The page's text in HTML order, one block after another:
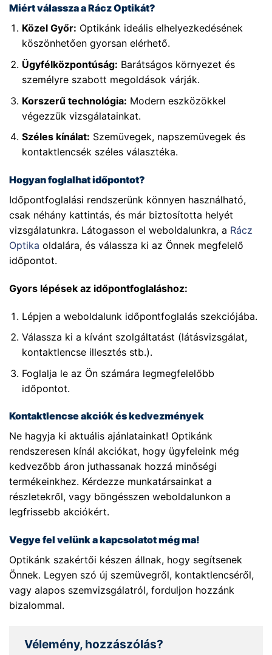
Miért válassza a Rácz Optikát?
Közel Győr: Optikánk ideális elhelyezkedésének
köszönhetően gyorsan elérhető.
Ügyfélközpontúság: Barátságos környezet és
személyre szabott megoldások várják.
Korszerű technológia: Modern eszközökkel
végezzük vizsgálatainkat.
Széles kínálat: Szemüvegek, napszemüvegek és
kontaktlencsék széles választéka.
Hogyan foglalhat időpontot?
Időpontfoglalási rendszerünk könnyen használható,
csak néhány kattintás, és már biztosította helyét
vizsgálatunkra. Látogasson el weboldalunkra, a Rácz
Optika oldalára, és válassza ki az Önnek megfelelő
időpontot.
Gyors lépések az időpontfoglaláshoz:
Lépjen a weboldalunk időpontfoglalás szekciójába.
Válassza ki a kívánt szolgáltatást (látásvizsgálat,
kontaktlencse illesztés stb.).
Foglalja le az Ön számára legmegfelelőbb
időpontot.
Kontaktlencse akciók és kedvezmények
Ne hagyja ki aktuális ajánlatainkat! Optikánk
rendszeresen kínál akciókat, hogy ügyfeleink még
kedvezőbb áron juthassanak hozzá minőségi
termékeinkhez. Kérdezze munkatársainkat a
részletekről, vagy böngésszen weboldalunkon a
legfrissebb akciókért.
Vegye fel velünk a kapcsolatot még ma!
Optikánk szakértői készen állnak, hogy segítsenek
Önnek. Legyen szó új szemüvegről, kontaktlencséről,
vagy alapos szemvizsgálatról, forduljon hozzánk
bizalommal.
Vélemény, hozzászólás?